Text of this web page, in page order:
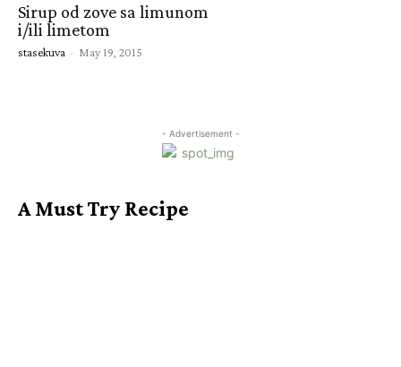
Sirup od zove sa limunom
i/ili limetom
stasekuva - May 19, 2015
- Advertisement -
A Must Try Recipe